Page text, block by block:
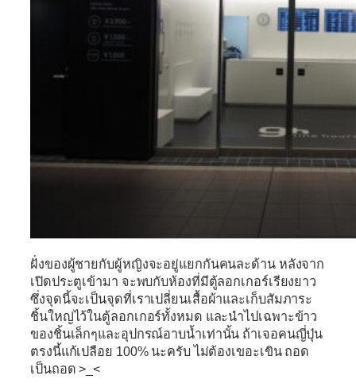
ฝั่งของผู้ชายกับผู้หญิงจะอยู่แยกกันคนละด้าน หลังจาก
เปิดประตูเข้ามา จะพบกับห้องที่มีตู้ลอกเกอร์เรียงยาว
ซึ่งจุดนี้จะเป็นจุดที่เราเปลี่ยนเสื้อผ้าและเก็บสัมภาระ
ชิ้นใหญ่ไว้ในตู้ลอกเกอร์ทั้งหมด และนำไปเฉพาะข้าว
ของชิ้นเล็กๆและอุปกรณ์อาบน้ำเท่านั้น ถ้าเจอคนญี่ปุ่น
ตรงนี้แก้เปลือย 100% นะครับ ไม่ต้องเขอะเขิน ถอด
เป็นถอด >_<